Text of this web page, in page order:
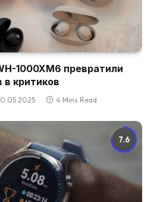
1000XM6 превратили
в критиков
4 Mins Read
7.6